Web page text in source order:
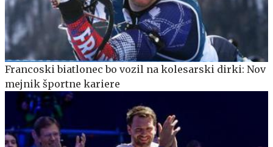
Francoski biatlonec bo vozil na kolesarski dirki: Nov
mejnik športne kariere